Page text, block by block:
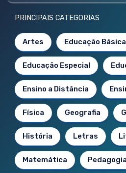
PRINCIPAIS CATEGORIAS
Artes Educação Básica
Educação Especial
Ensino a Distância
Física Geografia
História Letras
Matemática Pedagogia